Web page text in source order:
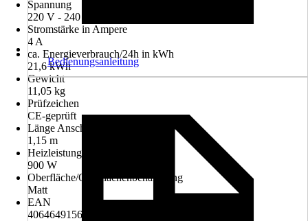
Spannung
220 V - 240 V
Stromstärke in Ampere
4 A
ca. Energieverbrauch/24h in kWh
21,6 kWh
Gewicht
11,05 kg
Prüfzeichen
CE-geprüft
Länge Anschlusskabel
1,15 m
Heizleistung
900 W
Oberfläche/Oberflächenbehandlung
Matt
EAN
4064649156777
Bedienungsanleitung